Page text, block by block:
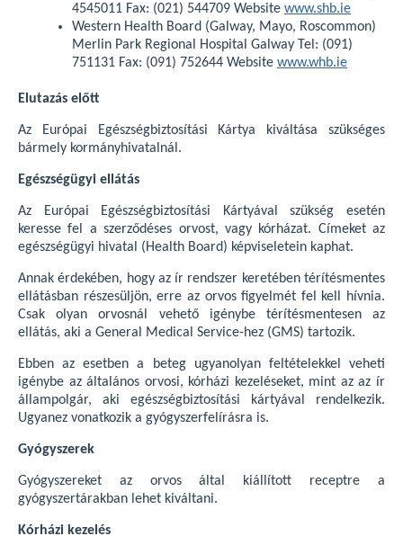
4545011 Fax: (021) 544709 Website www.shb.ie
Western Health Board (Galway, Mayo, Roscommon)
Merlin Park Regional Hospital Galway Tel: (091)
751131 Fax: (091) 752644 Website www.whb.ie
Elutazás előtt
Az Európai Egészségbiztosítási Kártya kiváltása szükséges
bármely kormányhivatalnál.
Egészségügyi ellátás
Az Európai Egészségbiztosítási Kártyával szükség esetén
keresse fel a szerződéses orvost, vagy kórházat. Címeket az
egészségügyi hivatal (Health Board) képviseletein kaphat.
Annak érdekében, hogy az ír rendszer keretében térítésmentes
ellátásban részesüljön, erre az orvos figyelmét fel kell hívnia.
Csak olyan orvosnál vehető igénybe térítésmentesen az
ellátás, aki a General Medical Service-hez (GMS) tartozik.
Ebben az esetben a beteg ugyanolyan feltételekkel veheti
igénybe az általános orvosi, kórházi kezeléseket, mint az az ír
állampolgár, aki egészségbiztosítási kártyával rendelkezik.
Ugyanez vonatkozik a gyógyszerfelírásra is.
Gyógyszerek
Gyógyszereket az orvos által kiállított receptre a
gyógyszertárakban lehet kiváltani.
Kórházi kezelés